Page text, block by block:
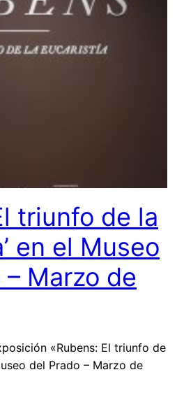
triunfo de la
en el Museo
Marzo de
«Rubens: El triunfo de
del Prado – Marzo de